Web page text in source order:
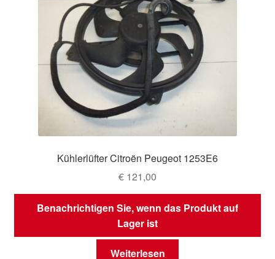
Kühlerlüfter Citroën Peugeot 1253E6
€ 121,00
Benachrichtigen Sie, wenn das Produkt auf
Lager ist
Weiterlesen